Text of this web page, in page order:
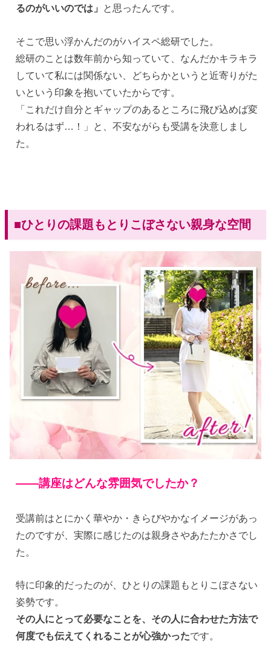
るのがいいのでは」 と思ったんです。
そこで思い浮かんだのがハイスペ総研でした。
総研のことは数年前から知っていて、なんだかキラキラ
していて私には関係ない、どちらかというと近寄りがた
いという印象を抱いていたからです。
「これだけ自分とギャップのあるところに飛び込めば変
われるはず…！」と、不安ながらも受講を決意しまし
た。
■ひとりの課題もとりこぼさない親身な空間
——講座はどんな雰囲気でしたか？
受講前はとにかく華やか・きらびやかなイメージがあっ
たのですが、実際に感じたのは親身さやあたたかさでし
た。
特に印象的だったのが、ひとりの課題もとりこぼさない
姿勢です。
その人にとって必要なことを、その人に合わせた方法で
何度でも伝えてくれることが心強かったです。